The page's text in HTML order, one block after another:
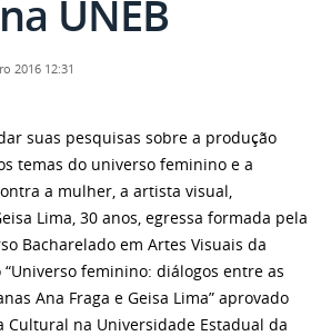
UNEB
2016 12:31
suas pesquisas sobre a produção
temas do universo feminino e a
a mulher, a artista visual,
Lima, 30 anos, egressa formada pela
Bacharelado em Artes Visuais da
“Universo feminino: diálogos entre as
Ana Fraga e Geisa Lima” aprovado
Cultural na Universidade Estadual da